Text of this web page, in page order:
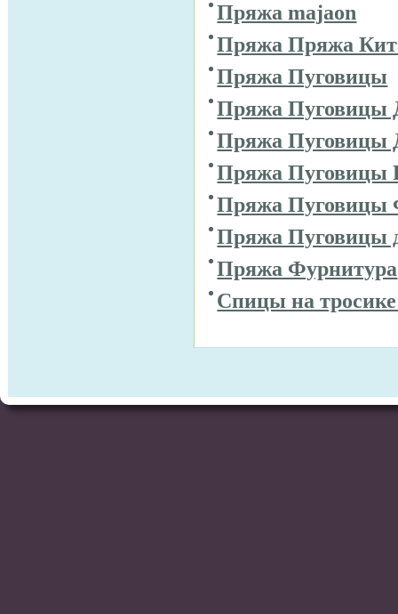
Пряжа majaon
Пряжа Пряжа
Пряжа Пуговицы
Пряжа Пуговицы
Пряжа Пуговицы
Пряжа Пуговицы
Пряжа Пуговицы
Пряжа Пуговицы
Пряжа Фурнитура
Спицы на